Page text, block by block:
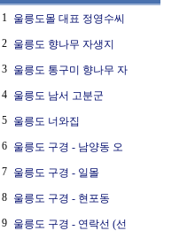
1 울릉도몰 대표 정영수씨
2 울릉도 향나무 자생지
3 울릉도 통구미 향나무 자
4 울릉도 남서 고분군
5 울릉도 너와집
6 울릉도 구경 - 남양동 오
7 울릉도 구경 - 일몰
8 울릉도 구경 - 현포동
9 울릉도 구경 - 연락선 (선